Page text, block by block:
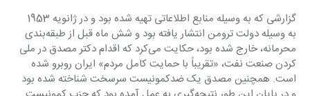
به وسیله دولت ترومن انتشار یافته ‏بود و شش ماه قبل از طبقه‌بندی
محرمانه، خارج شده بود، حکایت می‌کرد که اقدام دکتر مصدق در ملی
‏کردن صنعت نفت، «تقریباً با حمایت کامل مردم» ایران روبرو شده
است. همچنین مصدق یک ‏ضدکمونیست سرسخت شناخته شده بود